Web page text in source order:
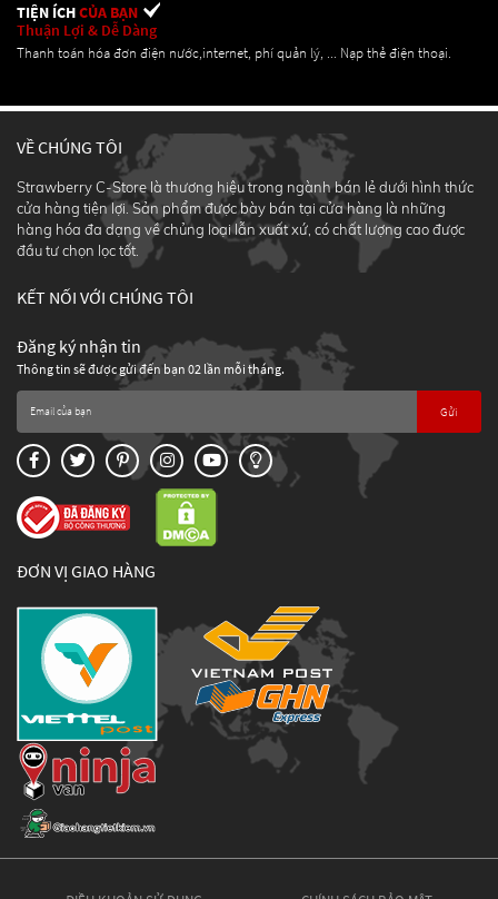
TIỆN ÍCHCỦA BẠN
Thuận Lợi & Dễ Dàng
Thanh toán hóa đơn điện nước,internet, phí quản lý, ... Nạp thẻ điện thoại.
VỀ CHÚNG TÔI
Strawberry C-Store là thương hiệu trong ngành bán lẻ dưới hình thức
cửa hàng tiện lợi. Sản phẩm được bày bán tại cửa hàng là những
hàng hóa đa dạng về chủng loại lẫn xuất xứ, có chất lượng cao được
đầu tư chọn lọc tốt.
KẾT NỐI VỚI CHÚNG TÔI
Đăng ký nhận tin
Thông tin sẽ được gửi đến bạn 02 lần mỗi tháng.
Gửi
ĐƠN VỊ GIAO HÀNG